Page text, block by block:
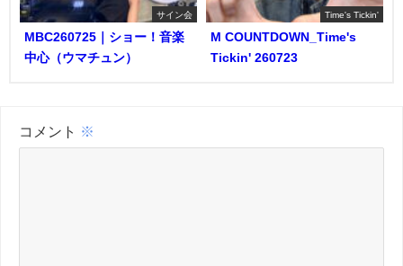
サイン会
MBC260725｜ショー！音楽
中心（ウマチュン）
Time's Tickin'
M COUNTDOWN_Time's
Tickin' 260723
コメント ※